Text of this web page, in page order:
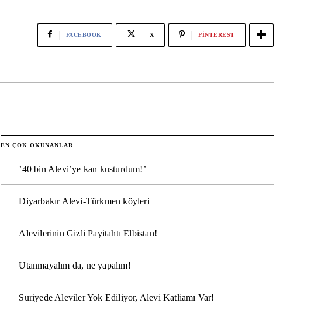
FACEBOOK X PINTEREST
EN ÇOK OKUNANLAR
’40 bin Alevi’ye kan kusturdum!’
Diyarbakır Alevi-Türkmen köyleri
Alevilerinin Gizli Payitahtı Elbistan!
Utanmayalım da, ne yapalım!
Suriyede Aleviler Yok Ediliyor, Alevi Katliamı Var!